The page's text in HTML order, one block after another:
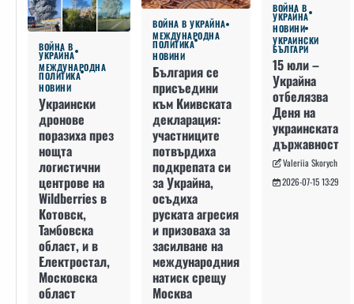
ВОЙНА В
УКРАЙНА
МЕЖДУНАРОДНА
ПОЛИТИКА
НОВИНИ
Украински
дронове
поразиха през
нощта
логистични
центрове на
Wildberries в
Котовск,
Тамбовска
област, и в
Електростал,
Московска
област
ВОЙНА В УКРАЙНА
МЕЖДУНАРОДНА
ПОЛИТИКА
НОВИНИ
България се
присъедини
към Киивската
декларация:
участниците
потвърдиха
подкрепата си
за Украйна,
осъдиха
руската агресия
и призоваха за
засилване на
международния
натиск срещу
Москва
ВОЙНА В
УКРАЙНА
НОВИНИ
УКРАИНСКИ
БЪЛГАРИ
15 юли –
Украйна
отбелязва
Деня на
украинската
държавност
Valeriia Skorych
2026-07-15 13:29